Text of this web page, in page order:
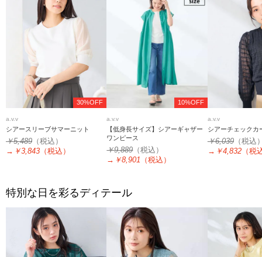
30%OFF
a.v.v
シアースリーブサマーニット
￥5,489 （税込）
→ ￥3,843 （税込）
10%OFF
a.v.v
【低身長サイズ】シアーギャザー
ワンピース
￥9,889（税込）
→ ￥8,901 （税込）
a.v.v
シアーチェックカ
￥6,039（税込
→ ￥4,832（税
特別な日を彩るディテール